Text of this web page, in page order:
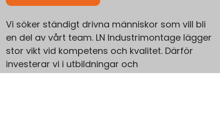
Vi söker ständigt drivna människor som vill bli
en del av vårt team. LN Industrimontage lägger
stor vikt vid kompetens och kvalitet. Därför
investerar vi i utbildningar och
kompetensutveckling för våra anställda.